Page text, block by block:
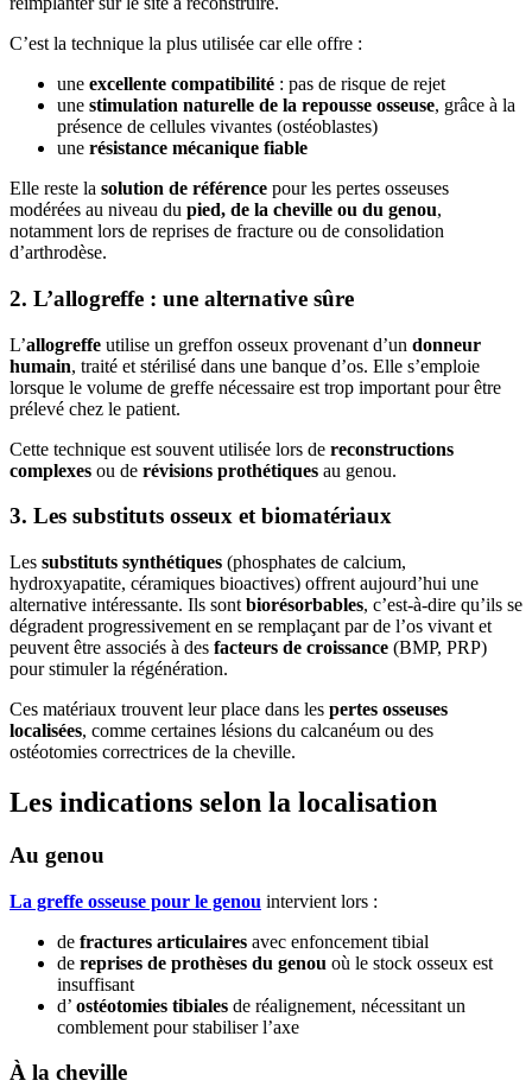
C’est la technique la plus utilisée car elle offre :
une excellente compatibilité : pas de risque de rejet
une stimulation naturelle de la repousse osseuse, grâce à la
présence de cellules vivantes (ostéoblastes)
une résistance mécanique fiable
Elle reste la solution de référence pour les pertes osseuses
modérées au niveau du pied, de la cheville ou du genou,
notamment lors de reprises de fracture ou de consolidation
d’arthrodèse.
2. L’allogreffe : une alternative sûre
L’allogreffe utilise un greffon osseux provenant d’un donneur
humain, traité et stérilisé dans une banque d’os. Elle s’emploie
lorsque le volume de greffe nécessaire est trop important pour être
prélevé chez le patient.
Cette technique est souvent utilisée lors de reconstructions
complexes ou de révisions prothétiques au genou.
3. Les substituts osseux et biomatériaux
Les substituts synthétiques (phosphates de calcium,
hydroxyapatite, céramiques bioactives) offrent aujourd’hui une
alternative intéressante. Ils sont biorésorbables, c’est-à-dire qu’ils se
dégradent progressivement en se remplaçant par de l’os vivant et
peuvent être associés à des facteurs de croissance (BMP, PRP)
pour stimuler la régénération.
Ces matériaux trouvent leur place dans les pertes osseuses
localisées, comme certaines lésions du calcanéum ou des
ostéotomies correctrices de la cheville.
Les indications selon la localisation
Au genou
La greffe osseuse pour le genou intervient lors :
de fractures articulaires avec enfoncement tibial
de reprises de prothèses du genou où le stock osseux est
insuffisant
d’ ostéotomies tibiales de réalignement, nécessitant un
comblement pour stabiliser l’axe
À la cheville